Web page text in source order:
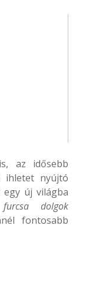
az idősebb
ihletet nyújtó
új világba
furcsa dolgok
fontosabb